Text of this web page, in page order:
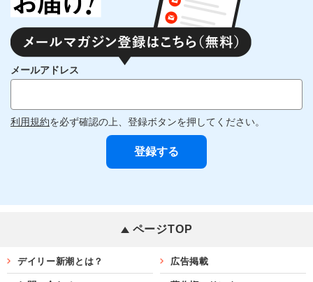
メールアドレス
利用規約を必ず確認の上、登録ボタンを押してください。
ページTOP
デイリー新潮とは？ 広告掲載